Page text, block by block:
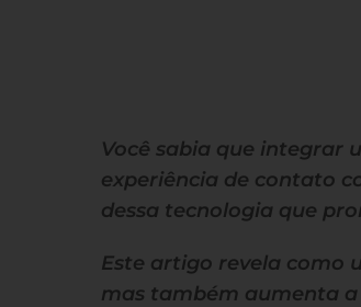
Você sabia que integrar
experiência de contato
dessa tecnologia que
Este artigo revela como
mas também aumenta